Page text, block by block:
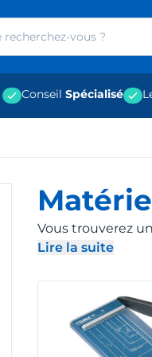
Conseil Spécialisé
Vous trouverez
Lire la suite